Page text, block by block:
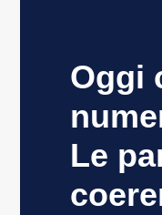
Oggi
Le